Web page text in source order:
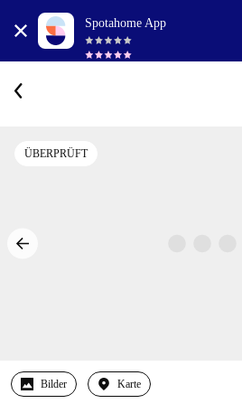
Spotahome App
ÜBERPRÜFT
Bilder Karte